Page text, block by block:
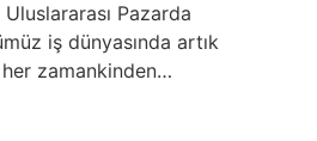
Uluslararası Pazarda
iş dünyasında artık
zamankinden…